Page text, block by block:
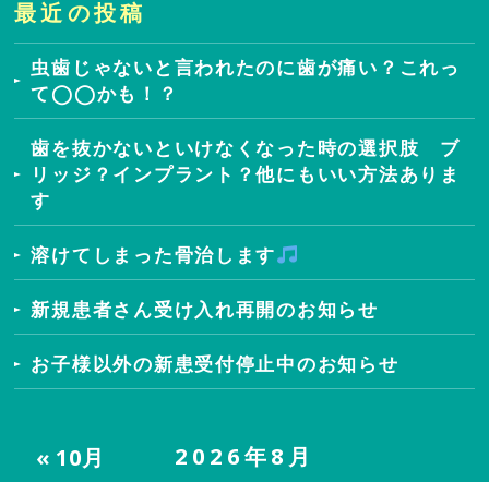
最近の投稿
虫歯じゃないと言われたのに歯が痛い？これっ
て◯◯かも！？
歯を抜かないといけなくなった時の選択肢 ブ
リッジ？インプラント？他にもいい方法ありま
す
溶けてしまった骨治します
新規患者さん受け入れ再開のお知らせ
お子様以外の新患受付停止中のお知らせ
2026年8月
« 10月